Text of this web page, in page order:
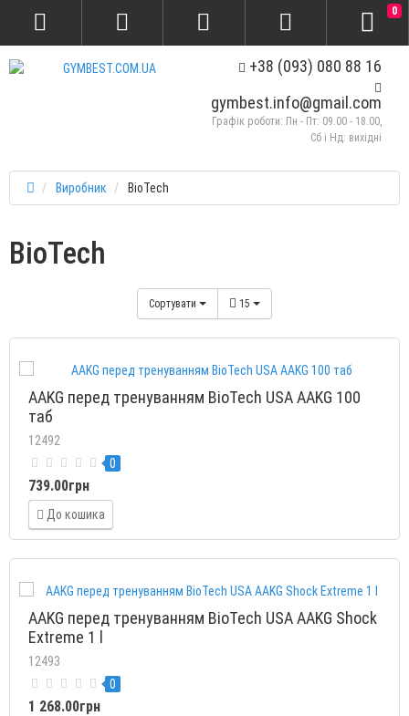
+38 (093) 080 88 16
gymbest.info@gmail.com
Графік роботи: Пн - Пт: 09.00 - 18.00,
Сб і Нд: вихідні
0
Виробник BioTech
BioTech
Сортувати 15
AAKG перед тренуванням BioTech USA AAKG 100
таб
12492
0
739.00грн
До кошика
AAKG перед тренуванням BioTech USA AAKG Shock
Extreme 1 l
12493
0
1 268.00грн